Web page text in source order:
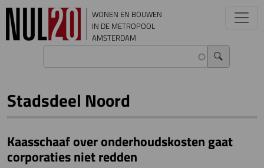
Overslaan en naar de inhoud gaan
WONEN EN BOUWEN
IN DE METROPOOL
AMSTERDAM
Stadsdeel Noord
Kaasschaaf over onderhoudskosten gaat
corporaties niet redden